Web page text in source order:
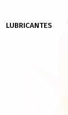
LUBRICANTES